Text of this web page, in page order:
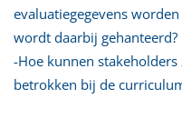
evaluatiegegevens
wordt daarbij gehanteerd?
-Hoe kunnen
betrokken bij de